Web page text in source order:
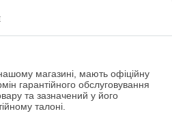
магазині, мають офіційну
гарантійного обслуговування
та зазначений у його
талоні.